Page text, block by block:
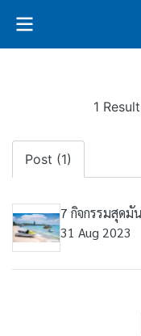
1
Post (1)
7 กิจกรรมสุด
31 Aug 2023